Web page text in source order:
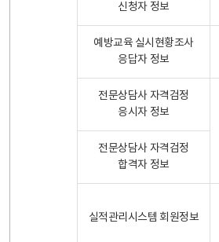
신청자 정보
예방교육 실시현황조사
응답자 정보
전문상담사 자격검정
응시자 정보
전문상담사 자격검정
합격자 정보
실적관리시스템 회원정보